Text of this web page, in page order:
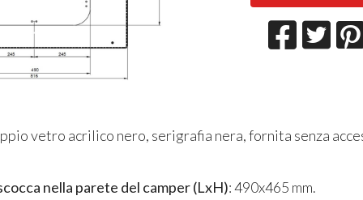
vetro acrilico nero, serigrafia nera, fornita senza
nella parete del camper (LxH): 490x465 mm.